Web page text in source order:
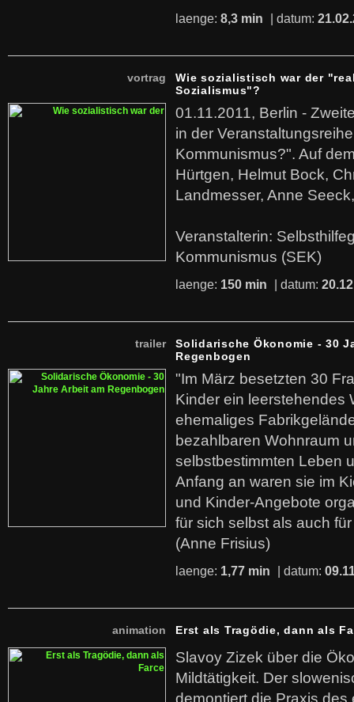
laenge: 8,3 min | datum:
vortrag
Wie sozialistisch war der
Sozialismus"?
01.11.2011, Berlin -
in der
Kommunismus?". Auf
Hürtgen, Helmut Bock,
Landmesser, Anne
Veranstalterin:
Kommunismus (SEK)
laenge: 150 min | datum:
trailer
Solidarische Ökonomie - 30
Regenbogen
"Im März besetzten 30
Kinder ein leerstehendes
ehemaliges
bezahlbaren Wohnraum
selbstbestimmten Leben
Anfang an waren sie im
und Kinder-Angebote
für sich selbst als auch
(Anne Frisius)
laenge: 1,77 min | datum:
animation Erst als Tragödie, dann als
Slavoy Zizek über die
Mildtätigkeit. Der
demontiert die Praxis des